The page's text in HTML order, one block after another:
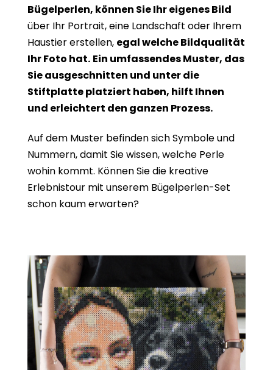
Bügelperlen, können Sie Ihr eigenes Bild
über Ihr Portrait, eine Landschaft oder Ihrem
Haustier erstellen, egal welche Bildqualität
Ihr Foto hat. Ein umfassendes Muster, das
Sie ausgeschnitten und unter die
Stiftplatte platziert haben, hilft Ihnen
und erleichtert den ganzen Prozess.
Auf dem Muster befinden sich Symbole und
Nummern, damit Sie wissen, welche Perle
wohin kommt. Können Sie die kreative
Erlebnistour mit unserem Bügelperlen-Set
schon kaum erwarten?